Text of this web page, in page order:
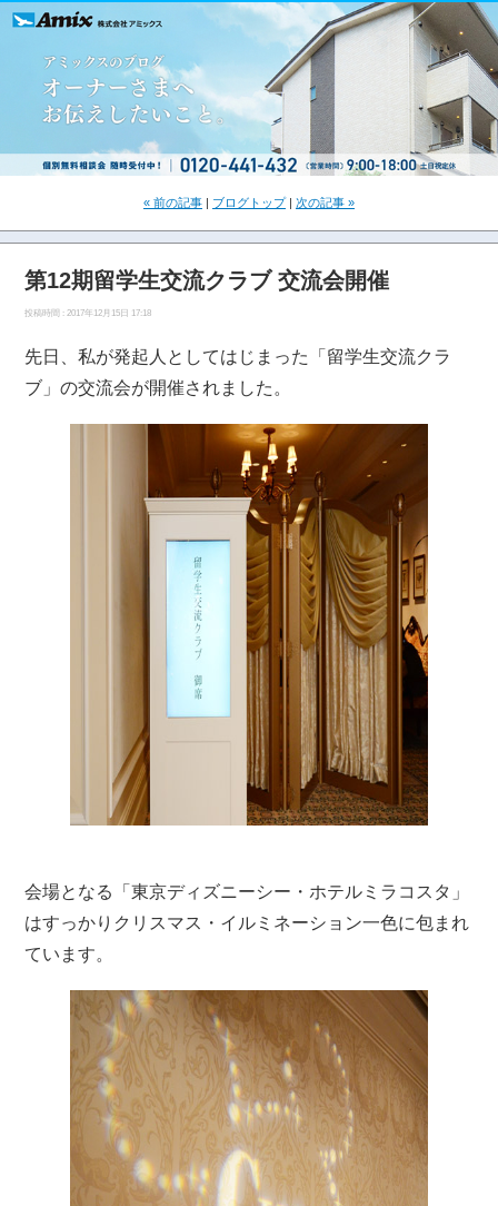
« 前の記事 ブログトップ| 次の記事 »
第12期留学生交流クラブ 交流会開催
投稿時間 : 2017年12月15日 17:18
先日、私が発起人としてはじまった「留学生交流クラ
ブ」の交流会が開催されました。
会場となる「東京ディズニーシー・ホテルミラコスタ」
はすっかりクリスマス・イルミネーション一色に包まれ
ています。